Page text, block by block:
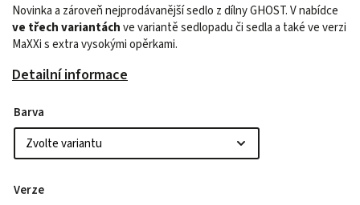
Novinka a zároveň nejprodávanější sedlo z dílny GHOST. V nabídce
ve třech variantáchve variantě sedlopadu či sedla a také ve verzi
MaXXi s extra vysokými opěrkami.
Detailní informace
Barva
Verze